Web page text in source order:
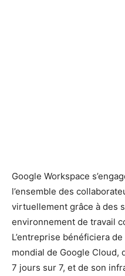
Google Workspace
l’ensemble des
virtuellement grâce à des
environnement de travail
L’entreprise bénéficiera
mondial de Google
7 jours sur 7, et de son